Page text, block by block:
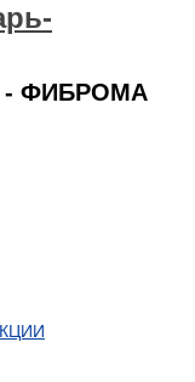
- ФИБРОМА